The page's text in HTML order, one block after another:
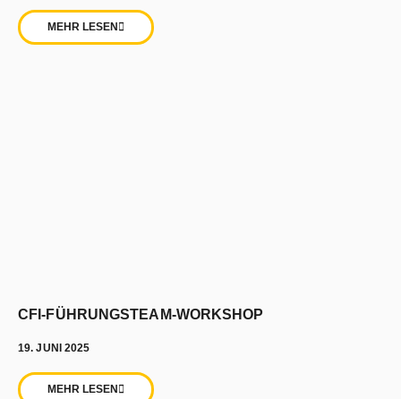
MEHR LESEN
CFI-FÜHRUNGSTEAM-WORKSHOP
19. JUNI 2025
MEHR LESEN